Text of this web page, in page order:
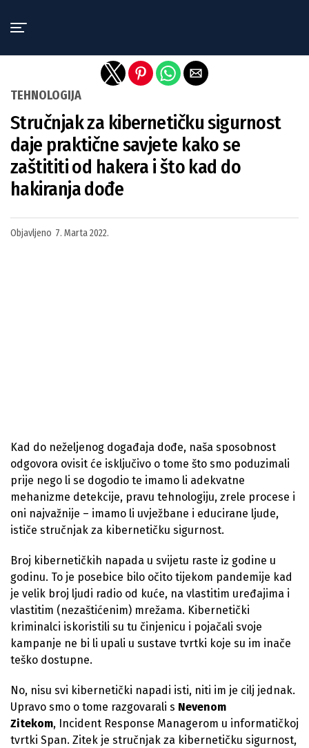
TEHNOLOGIJA
Stručnjak za kibernetičku sigurnost
daje praktične savjete kako se
zaštititi od hakera i što kad do
hakiranja dođe
Objavljeno 7. Marta 2022.
Kad do neželjenog događaja dođe, naša sposobnost
odgovora ovisit će isključivo o tome što smo poduzimali
prije nego li se dogodio te imamo li adekvatne
mehanizme detekcije, pravu tehnologiju, zrele procese i
oni najvažnije – imamo li uvježbane i educirane ljude,
ističe stručnjak za kibernetičku sigurnost.
Broj kibernetičkih napada u svijetu raste iz godine u
godinu. To je posebice bilo očito tijekom pandemije kad
je velik broj ljudi radio od kuće, na vlastitim uređajima i
vlastitim (nezaštićenim) mrežama. Kibernetički
kriminalci iskoristili su tu činjenicu i pojačali svoje
kampanje ne bi li upali u sustave tvrtki koje su im inače
teško dostupne.
No, nisu svi kibernetički napadi isti, niti im je cilj jednak.
Upravo smo o tome razgovarali s Nevenom
Zitekom, Incident Response Managerom u informatičkoj
tvrtki Span. Zitek je stručnjak za kibernetičku sigurnost,